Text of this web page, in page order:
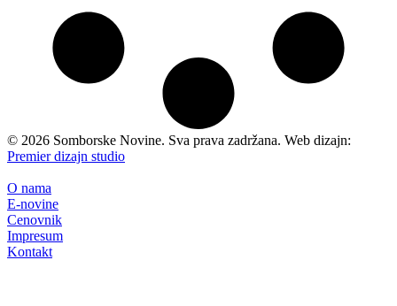
© 2026 Somborske Novine. Sva prava zadržana. Web dizajn:
Premier dizajn studio
O nama
E-novine
Cenovnik
Impresum
Kontakt